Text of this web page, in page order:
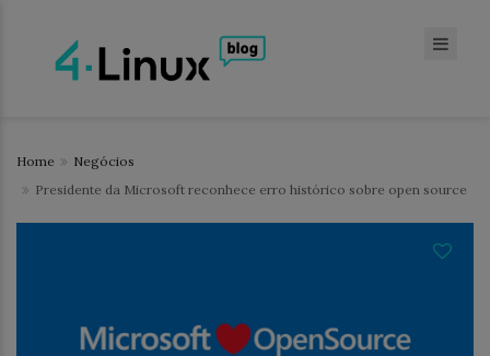
Home
Negócios
Presidente da Microsoft reconhece erro histórico sobre open source